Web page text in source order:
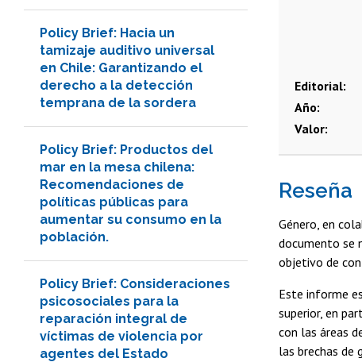
Policy Brief: Hacia un
tamizaje auditivo universal
en Chile: Garantizando el
derecho a la detección
temprana de la sordera
Policy Brief: Productos del
mar en la mesa chilena:
Recomendaciones de
políticas públicas para
aumentar su consumo en la
población.
Policy Brief: Consideraciones
psicosociales para la
reparación integral de
víctimas de violencia por
agentes del Estado
Editorial
Año
Valor
Reseña
Género, en
documento se
objetivo de
Este informe
superior, en
con las áreas
las brechas de